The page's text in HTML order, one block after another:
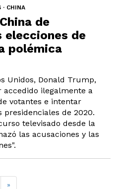
CHINA
de
de
polémica
Unidos, Donald Trump,
accedido ilegalmente a
votantes e intentar
de 2020.
televisado desde la
las acusaciones y las
»